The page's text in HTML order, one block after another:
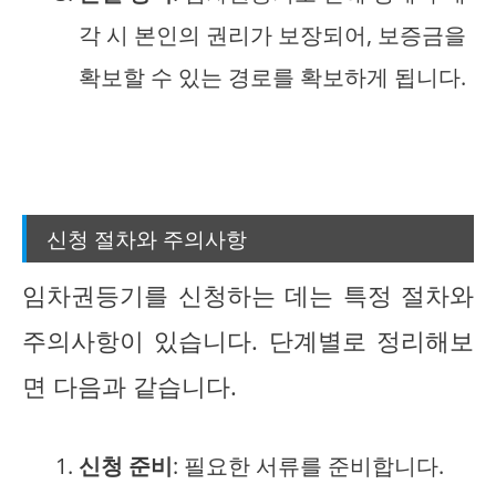
각 시 본인의 권리가 보장되어, 보증금을
확보할 수 있는 경로를 확보하게 됩니다.
신청 절차와 주의사항
임차권등기를 신청하는 데는 특정 절차와
주의사항이 있습니다. 단계별로 정리해보
면 다음과 같습니다.
신청 준비: 필요한 서류를 준비합니다.